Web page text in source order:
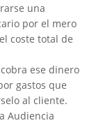
una
por el mero
coste total de
ese dinero
gastos que
al cliente.
Audiencia